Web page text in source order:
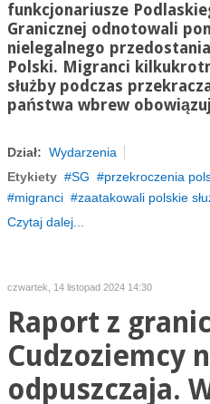
funkcjonariusze
Granicznej odnotowali
nielegalnego
Polski. Migranci
służby podczas
państwa wbrew
Dział: Wydarzenia
Etykiety
SG
przekroczenia
migranci
zaatakowali polskie
Czytaj dalej...
czwartek, 14 listopad 2024 14:30
Raport z
Cudzoziemcy
odpuszczaja.